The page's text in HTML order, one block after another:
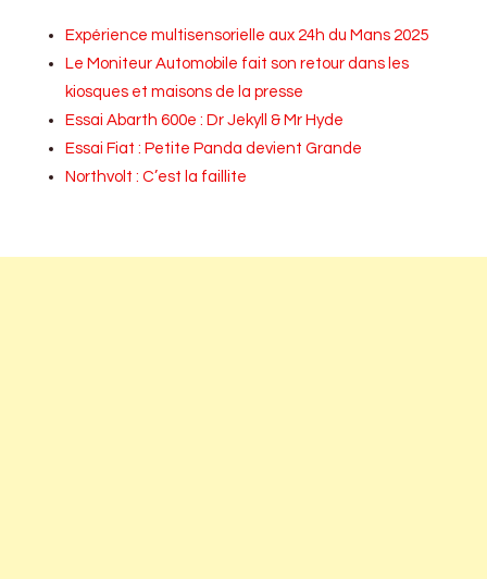
Expérience multisensorielle aux 24h du Mans 2025
Le Moniteur Automobile fait son retour dans les
kiosques et maisons de la presse
Essai Abarth 600e : Dr Jekyll & Mr Hyde
Essai Fiat : Petite Panda devient Grande
Northvolt : C’est la faillite